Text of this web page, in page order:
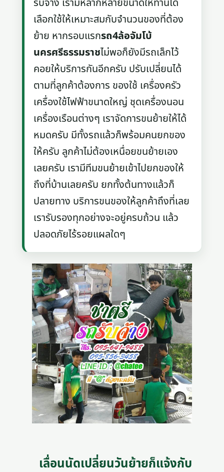
เลือกใช้ให้เหมาะสมกับจำนวนของที่ต้อง
ย้าย หากรอบแรกรถ4ล้อจัมโบ้
นครศรีธรรมราชไม่พอก็ยังมีรถเล็กไว้
คอยให้บริการกันอีกครับ ปรับเปลี่ยนได้
ตามที่ลูกค้าต้องการ ของใช้ เครื่องครัว
เครื่องใช้ไฟฟ้าขนาดใหญ่ ชุดเครื่องนอน
เครื่องเรือนต่างๆ เราจัดการขนย้ายให้ได้
หมดครับ มีทั้งรถแล้วก็พร้อมคนยกของ
ให้ครับ ลูกค้าไม่ต้องเหนื่อยขนย้ายเอง
เลยครับ เรามีทีมขนย้ายเข้าไปยกของให้
ถึงที่บ้านเลยครับ ยกทั้งต้นทางแล้วก็
ปลายทาง บริการขนของให้ลูกค้าถึงที่เลย
เรารับรองทุกอย่างจะอยู่ครบถ้วน แล้ว
ปลอดภัยไร้รอยแผลใดๆ
เลื่อนนัดเปลี่ยนวันย้ายก็แจ้งกับ